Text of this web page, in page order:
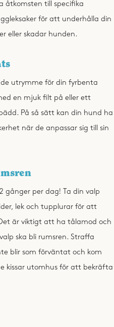
åtkomsten till specifika
för att underhålla din
eller skadar hunden.
utrymme för din fyrbenta
en mjuk filt på eller ett
På så sätt kan din hund ha
när de anpassar sig till sin
gånger per dag! Ta din valp
lek och tupplurar för att
är viktigt att ha tålamod och
ska bli rumsren. Straffa
blir som förväntat och kom
kissar utomhus för att bekräfta